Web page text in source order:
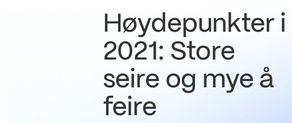
Høydepunkter i
2021: Store
seire og mye å
feire